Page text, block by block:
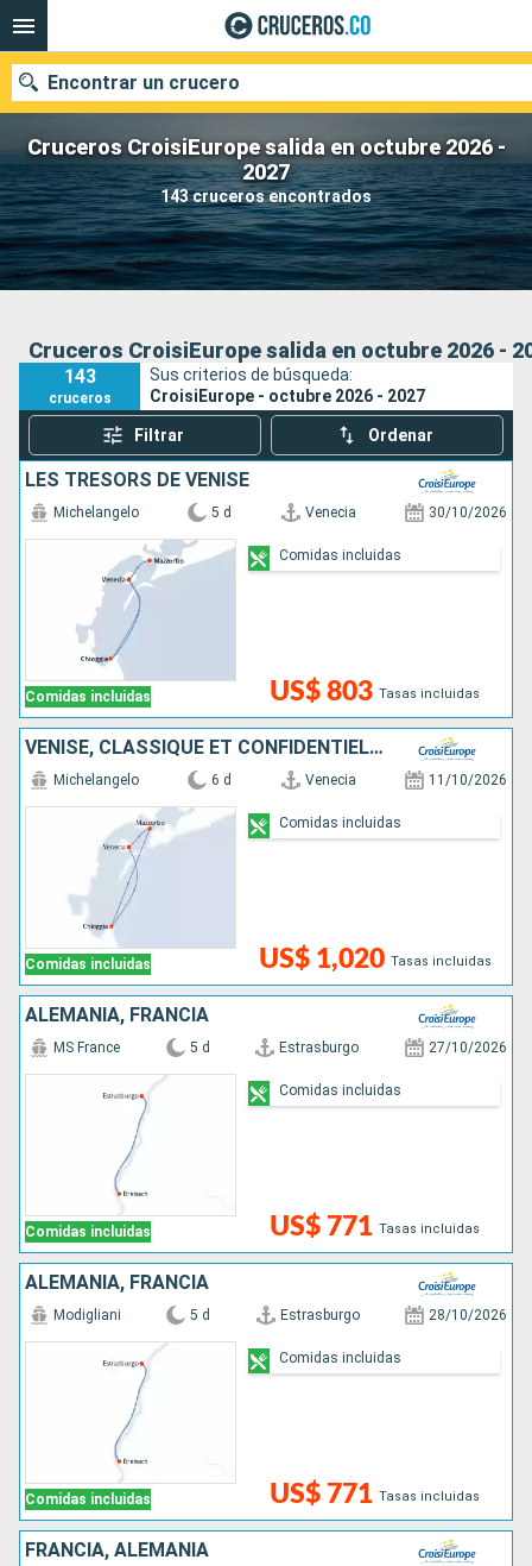
Cruceros CroisiEurope salida en octubre 2026 -
2027
143 cruceros encontrados
Encontrar un crucero
Fecha de salida
Buscar
Cruceros CroisiEurope salida en octubre 2026 -
143
cruceros
Sus criterios de búsqueda:
CroisiEurope - octubre 2026 - 2027
Filtrar Ordenar
LES TRÉSORS DE VENISE
Comidas incluidas
Michelangelo 5 d Venecia 30/10/2026
US$ 803 Tasas incluidas
Comidas incluidas
VENISE, CLASSIQUE ET CONFIDENTIELLE
Comidas incluidas
Michelangelo 6 d Venecia 11/10/2026
US$ 1,020 Tasas incluidas
Comidas incluidas
ALEMANIA, FRANCIA
Comidas incluidas
MS France 5 d Estrasburgo 27/10/2026
US$ 771 Tasas incluidas
Comidas incluidas
ALEMANIA, FRANCIA
Comidas incluidas
Modigliani 5 d Estrasburgo 28/10/2026
US$ 771 Tasas incluidas
Comidas incluidas
FRANCIA, ALEMANIA